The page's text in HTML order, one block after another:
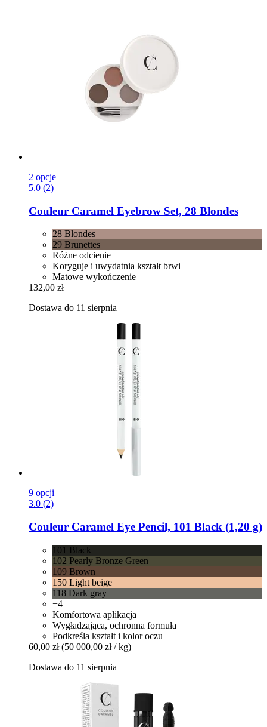
2 opcje
5.0 (2)
Couleur Caramel Eyebrow Set, 28 Blondes
28 Blondes
29 Brunettes
Różne odcienie
Koryguje i uwydatnia kształt brwi
Matowe wykończenie
132,00 zł
Dostawa do 11 sierpnia
9 opcji
3.0 (2)
Couleur Caramel Eye Pencil, 101 Black (1,20 g)
101 Black
102 Pearly Bronze Green
109 Brown
150 Light beige
118 Dark gray
+4
Komfortowa aplikacja
Wygładzająca, ochronna formuła
Podkreśla kształt i kolor oczu
60,00 zł (50 000,00 zł / kg)
Dostawa do 11 sierpnia